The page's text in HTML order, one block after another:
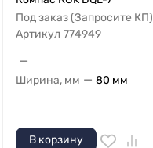
Под заказ (Запросите КП)
Артикул 774949
—
Ширина, мм — 80 мм
В корзину